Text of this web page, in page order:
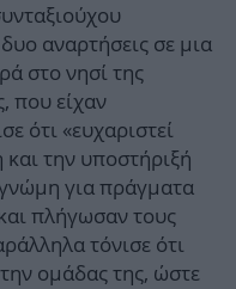
αναρτήσεις σε μια
στο νησί της
που είχαν
ότι «ευχαριστεί
την υποστήριξή
για πράγματα
πλήγωσαν τους
τόνισε ότι
την ομάδας της, ώστε